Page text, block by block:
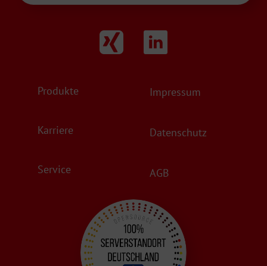
Produkte
Karriere
Service
Impressum
Datenschutz
AGB